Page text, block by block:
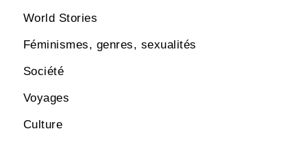
World Stories
Féminismes, genres, sexualités
Société
Voyages
Culture